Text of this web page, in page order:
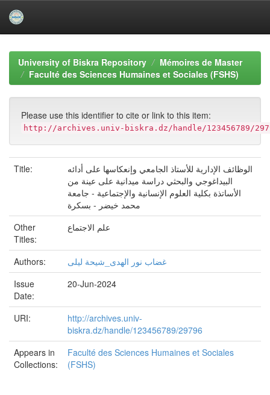
navigationUniversity of Biskra Repository
Mémoires de Master
Faculté des Sciences Humaines et Sociales (FSHS)
Please use this identifier to cite or link to this item:
http://archives.univ-biskra.dz/handle/123456789/
Title:
الوظائف الإدارية للأستاذ الجامعي وإنعكاسها على أدائه
البيداغوجي والبحثي دراسة ميدانية على عينة من
الأساتذة بكلية العلوم الإنسانية والإجتماعية - جامعة
محمد خيضر - بسكرة
Other
Titles:
علم الاجتماع
Authors:
غضاب نور الهدى_شيحة ليلى
Issue
Date:
20-Jun-2024
URI:
http://archives.univ-
biskra.dz/handle/123456789/29796
Appears in
Collections:
Faculté des Sciences Humaines et Sociales
(FSHS)